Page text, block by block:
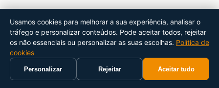
Usamos cookies para melhorar a sua experiência, analisar o
tráfego e personalizar conteúdos. Pode aceitar todos, rejeitar
os não essenciais ou personalizar as suas escolhas. Política de
cookies
Personalizar Rejeitar Aceitar tudo